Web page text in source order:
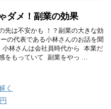
ダメ！副業の効果
先は不安かも ！？副業の大きな効
の代表である小林さんのお話を聞
林さんは会社員時代から 本業だ
をもっていて 副業をやっ ...
く